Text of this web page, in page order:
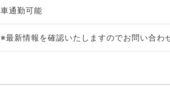
車通勤可能
※最新情報を確認いたしますのでお問い合わ